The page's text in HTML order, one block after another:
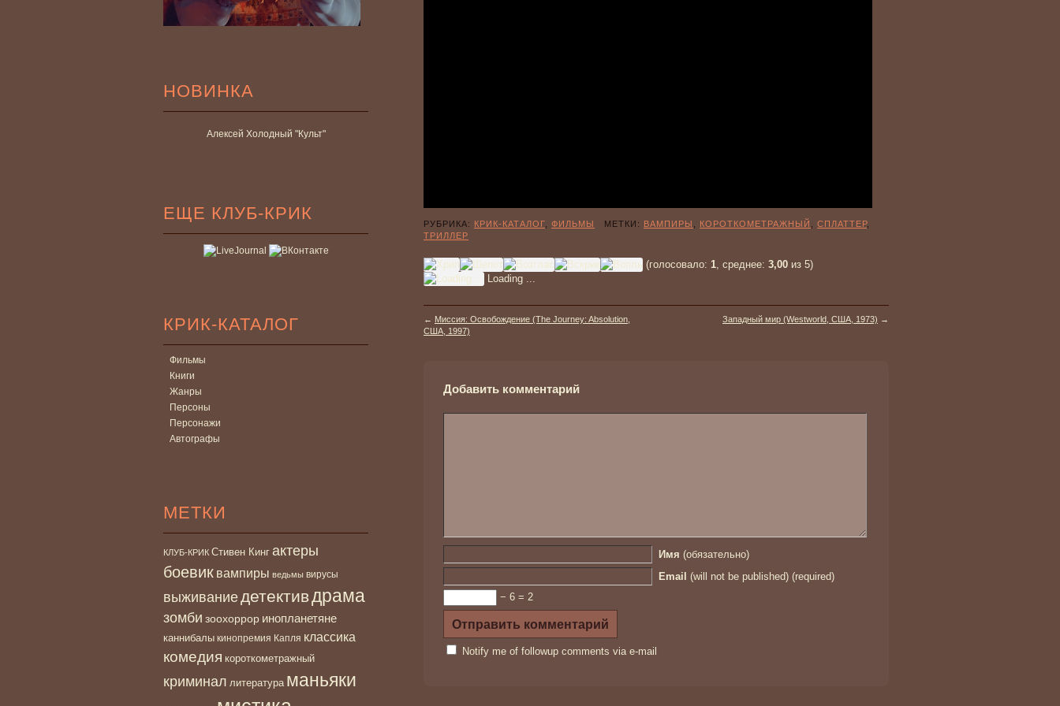
НОВИНКА
Алексей Холодный "Культ"
ЕЩЕ КЛУБ-КРИК
КРИК-КАТАЛОГ
Фильмы
Книги
Жанры
Персоны
Персонажи
Автографы
МЕТКИ
КЛУБ-КРИК Стивен Кинг актеры
боевик вампиры ведьмы вирусы
выживаниедетективдрама
зомби зоохоррор инопланетяне
каннибалы кинопремия Капля классика
комедия короткометражный
криминал литература маньяки
РУБРИКА: КРИК-КАТАЛОГ ФИЛЬМЫ МЕТКИ: ВАМПИРЫ КОРОТКОМЕТРАЖНЫЙ СПЛАТТЕР,
ТРИЛЛЕР
(голосовало: 1, среднее: 3,00 из 5)
Loading ...
← Миссия: Освобождение (The Journey: Absolution,
США, 1997)
Западный мир (Westworld, США, 1973) →
Добавить комментарий
Имя (обязательно)
Email (will not be published) (required)
− 6 = 2
Notify me of followup comments via e-mail